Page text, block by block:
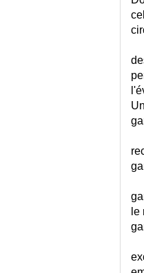
COMA
COMA
INTERAURICULAIRE
INTERVENTRICULAIRE
COMORBIDITES -
ABDOMINAL
COMPLEMENTAIRE
COMPRESSION DE
le